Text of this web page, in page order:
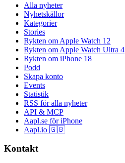
Alla nyheter
Nyhetskällor
Kategorier
Stories
Rykten om Apple Watch 12
Rykten om Apple Watch Ultra 4
Rykten om iPhone 18
Podd
Skapa konto
Events
Statistik
RSS för alla nyheter
API & MCP
Aapl.se för iPhone
Aapl.io 🇬🇧
Kontakt